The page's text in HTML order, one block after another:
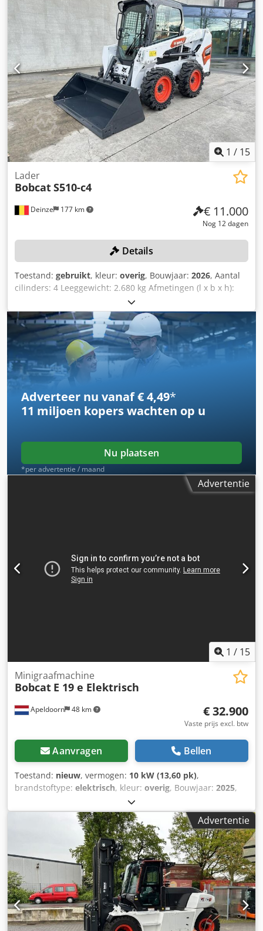
leeggewicht:
, aandrijftype:Diesel,
Dieselvorkheftrucks Lastzwaartepunt: 600 Vorkbreedte: 180
mm Vorkdikte: 75 mm ISO-klasse: Terminal West Masttype:
Triplex Transmissie: omvormer Chjdpfx Aexr R Efoh Eja
Snelheidsklasse: 20 Conditie: Nieuw apparaat Technische
staat: Nieuw Type voorbanden: Superelastisch Voorbanden
Staat: Nieuw Type achterbanden: Superelastisch
Achterbanden Conditie: Nieuw zijverschuiver,
vorkversteller, 3e ventiel, 4e ventiel, werklamp achter,
werklamp voor, verwarming, volledige cabine, volledige
vrije lift, CE-certificaat, binnenspiegel, buitenspiegel,
zwaailicht, stoel, Camera voor en achter
1 / 15
Deinze 177 km
Lader
BobcatS510-c4
€ 11.000
Nog 12 dagen
Details
Toestand: gebruikt, kleur: overig, Bouwjaar: 2026, Aantal
cilinders: 4 Leeggewicht: 2.680 kg Afmetingen (l x b x h):
337 x 172 x 197 cm Snelwisselsysteem: Ja Eigen gewicht:
2680 kg Transportafmetingen: 3378 x 1727 x 1972 mm
Motormerk en -type: Kubota V2403 Vermogen: 36,5 kW /
48,9 pk Cilinders: 4 Bandenmaat: voor- en achterbanden:
30×10-16 Bakbreedte: 1730 mm Uitvoering: mechanische
snelwissel Extra functie: Geen CE-keuring of registratie
Geen documentatie Codpfx Ahezrv Ule Eoha
Adverteer nu vanaf € 4,49*
11 miljoen koperswachten op u
Nu plaatsen
*per advertentie / maand
Advertentie
1 / 15
Apeldoorn 48 km
Minigraafmachine
Bobcat E 19 e Elektrisch
€ 32.900
Vaste prijs excl. btw
Aanvragen Bellen
Toestand: nieuw, vermogen: 10 kW (13,60 pk),
brandstoftype: elektrisch, kleur: overig, Bouwjaar: 2025,
, Aandrijving: rupsaandrijving
Leeggewicht: 1.910 kg Afmetingen (L x B x H): 381 x 98 x 230
cm CE-markering: ja Csdpoznrnmsfx Ah Esha Algemene
staat: zeer goed Technische staat: zeer goed Optische
staat: zeer goed = Verdere opties en toebehoren = -
Hameren-/sorteerfunctie - Rotatiefunctie = Opmerkingen =
Algemeen Land van productie: Tsjechië Staat CE-type: CE 2
extra hydraulische functies voor sloop-/sorteergrijper,
cilinderbeschermingsset, uitschuifbaar onderstel
Advertentie